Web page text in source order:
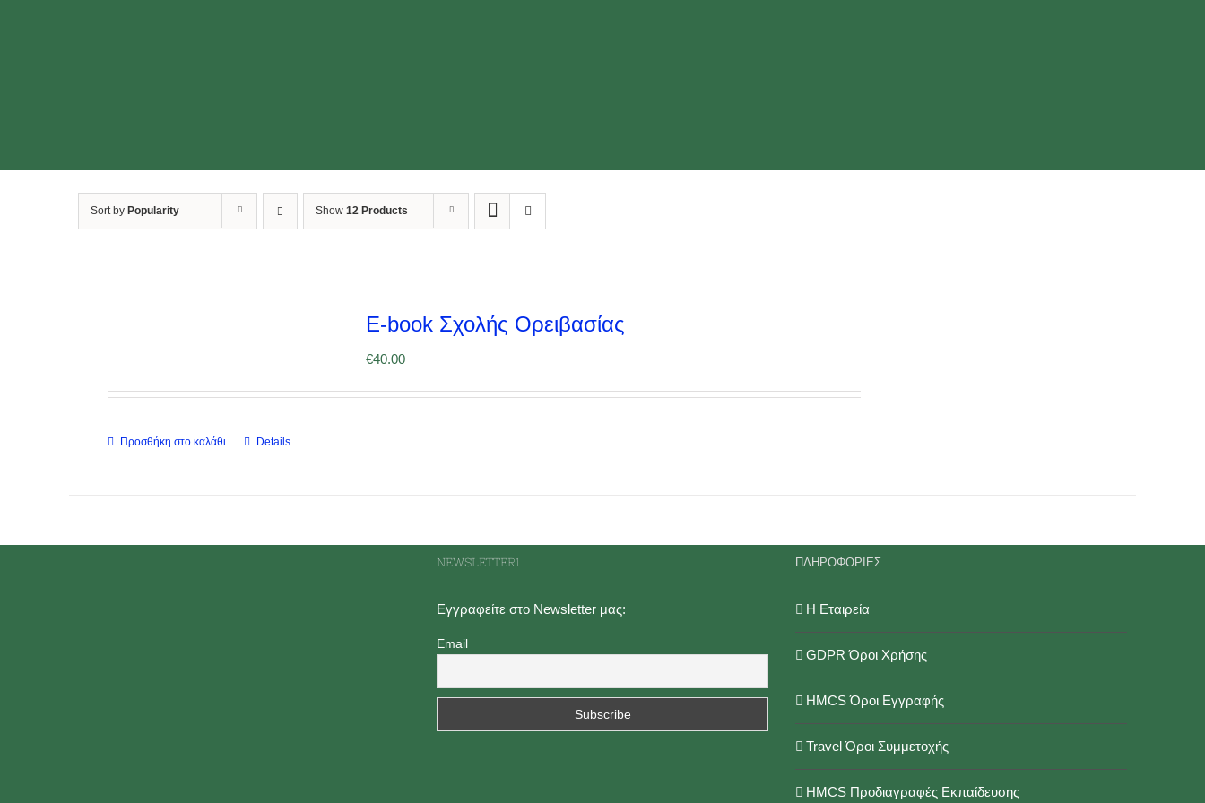
Sort by Popularity Show 12 Products
E-book Σχολής Ορειβασίας
€40.00
Προσθήκη στο καλάθι Details
NEWSLETTER1
Εγγραφείτε στο Newsletter μας:
Email
ΠΛΗΡΟΦΟΡΙΕΣ
Η Εταιρεία
GDPR Όροι Χρήσης
HMCS Όροι Εγγραφής
Travel Όροι Συμμετοχής
HMCS Προδιαγραφές Εκπαίδευσης